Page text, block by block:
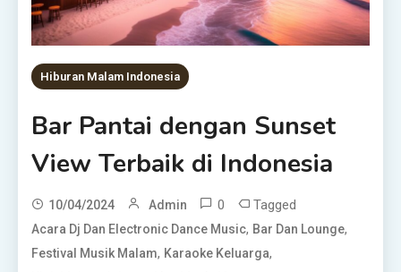
Hiburan Malam Indonesia
Bar Pantai dengan Sunset
View Terbaik di Indonesia
10/04/2024 Admin 0 Tagged
Acara Dj Dan Electronic Dance Music, Bar Dan Lounge,
Festival Musik Malam, Karaoke Keluarga,